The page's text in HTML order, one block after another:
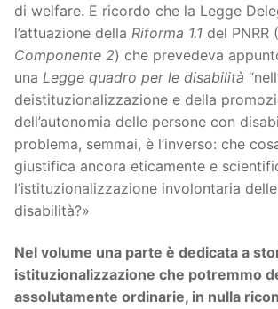
di welfare. E ricordo che la Legge
l’attuazione della Riforma 1.1 del PNRR (
Componente 2) che prevedeva
una Legge quadro per le disabilità
deistituzionalizzazione e della
dell’autonomia delle persone con
problema, semmai, è l’inverso: che
giustifica ancora eticamente e
l’istituzionalizzazione involontaria
disabilità?»
Nel volume una parte è dedicata a
istituzionalizzazione che potremmo
assolutamente ordinarie, in nulla